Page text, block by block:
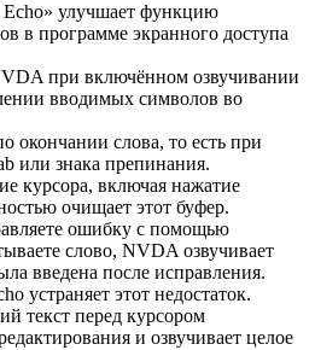
улучшает функцию
в программе экранного доступа
при включённом озвучивании
вводимых символов во
окончании слова, то есть при
или знака препинания.
курсора, включая нажатие
очищает этот буфер.
ошибку с помощью
слово, NVDA озвучивает
введена после исправления.
устраняет этот недостаток.
текст перед курсором
и озвучивает целое